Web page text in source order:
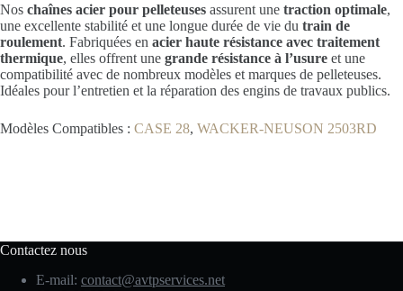
Nos chaînes acier pour pelleteuses assurent une traction optimale,
une excellente stabilité et une longue durée de vie du train de
roulement. Fabriquées en acier haute résistance avec traitement
thermique, elles offrent une grande résistance à l’usure et une
compatibilité avec de nombreux modèles et marques de pelleteuses.
Idéales pour l’entretien et la réparation des engins de travaux publics.
Modèles Compatibles : CASE 28, WACKER-NEUSON 2503RD
Contactez nous
E-mail: contact@avtpservices.net